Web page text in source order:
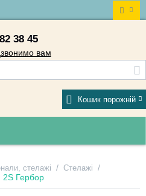
38 45
вам
Кошик порожній
стелажі / Стелажі /
2S Гербор